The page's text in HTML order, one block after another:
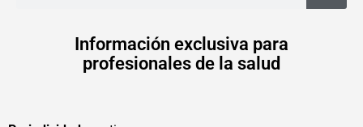
Información exclusiva para
profesionales de la salud